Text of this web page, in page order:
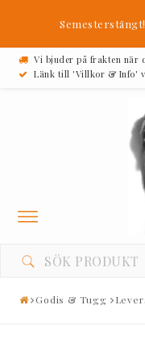
Vi bjuder på frakten när
Länk till 'Villkor & Info'
Toggle
navigation
Godis & Tugg